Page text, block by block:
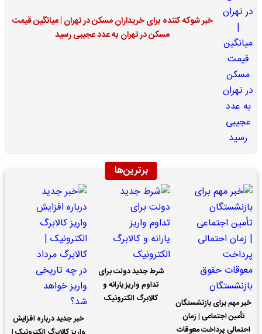
خبر شوکه کننده برای خریداران مسکن در تهران | میانگین قیمت
مسکن در تهران به عدد عجیبی رسید
برترین‌ها
خبر مهم برای بازنشستگان
تأمین اجتماعی | زمان
احتمالی پرداخت معوقات
شرط جدید دولت برای
تداوم واریز یارانه و
کالابرگ الکترونیک
خبر جدید درباره افزایش